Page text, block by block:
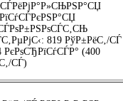
819 РўР±РёС‚/СЃ
РєРѕСЂРїСѓСЃР° (400
СЃ)